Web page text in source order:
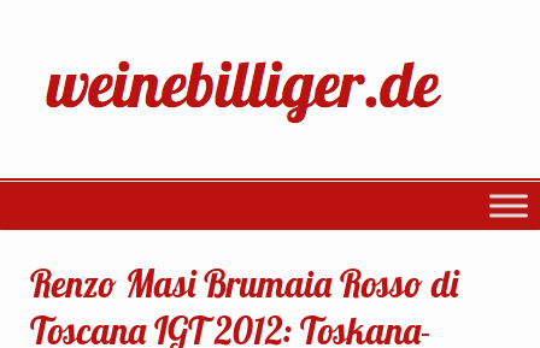
Renzo Masi Brumaia Rosso di
Toscana IGT 2012: Toskana-